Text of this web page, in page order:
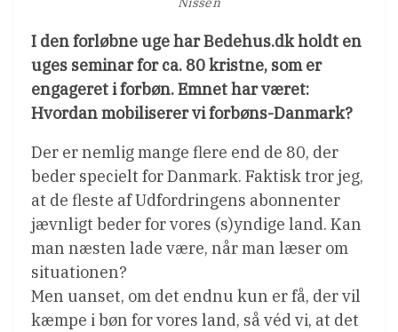
I den forløbne uge har Bedehus.dk holdt en
uges seminar for ca. 80 kristne, som er
engageret i forbøn. Emnet har været:
Hvordan mobiliserer vi forbøns-Danmark?
Der er nemlig mange flere end de 80, der
beder specielt for Danmark. Faktisk tror jeg,
at de fleste af Udfordringens abonnenter
jævnligt beder for vores (s)yndige land. Kan
man næsten lade være, når man læser om
situationen?
Men uanset, om det endnu kun er få, der vil
kæmpe i bøn for vores land, så véd vi, at det